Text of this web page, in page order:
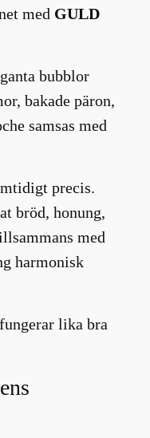
med GULD
bubblor
bakade päron,
samsas med
precis.
bröd, honung,
med
harmonisk
lika bra